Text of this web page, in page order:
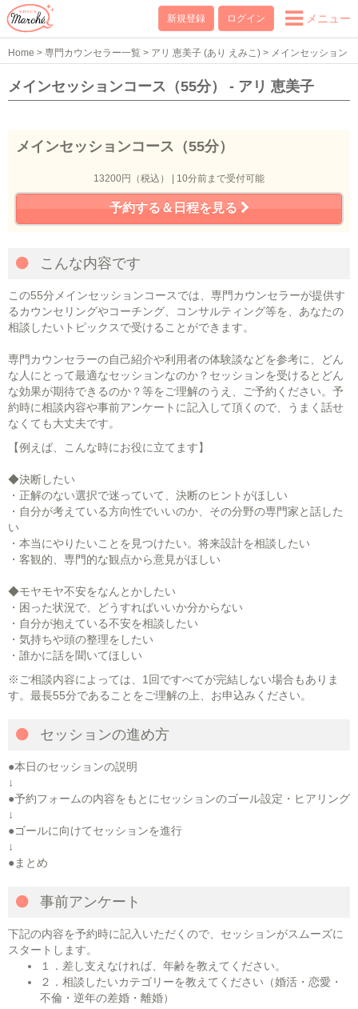
新規登録 ログイン メニュー
Home > 専門カウンセラー一覧 > アリ 恵美子 (あり えみこ) > メインセッション
コース（55分）
メインセッションコース（55分） - アリ 恵美子
メインセッションコース（55分）
13200円（税込） | 10分前まで受付可能
予約する＆日程を見る
こんな内容です
この55分メインセッションコースでは、専門カウンセラーが提供す
るカウンセリングやコーチング、コンサルティング等を、あなたの
相談したいトピックスで受けることができます。
専門カウンセラーの自己紹介や利用者の体験談などを参考に、どん
な人にとって最適なセッションなのか？セッションを受けるとどん
な効果が期待できるのか？等をご理解のうえ、ご予約ください。予
約時に相談内容や事前アンケートに記入して頂くので、うまく話せ
なくても大丈夫です。
【例えば、こんな時にお役に立てます】
◆決断したい
・正解のない選択で迷っていて、決断のヒントがほしい
・自分が考えている方向性でいいのか、その分野の専門家と話した
い
・本当にやりたいことを見つけたい。将来設計を相談したい
・客観的、専門的な観点から意見がほしい
◆モヤモヤ不安をなんとかしたい
・困った状況で、どうすればいいか分からない
・自分が抱えている不安を相談したい
・気持ちや頭の整理をしたい
・誰かに話を聞いてほしい
※ご相談内容によっては、1回ですべてが完結しない場合もありま
す。最長55分であることをご理解の上、お申込みください。
セッションの進め方
●本日のセッションの説明
↓
●予約フォームの内容をもとにセッションのゴール設定・ヒアリング
↓
●ゴールに向けてセッションを進行
↓
●まとめ
事前アンケート
下記の内容を予約時に記入いただくので、セッションがスムーズに
スタートします。
１．差し支えなければ、年齢を教えてください。
２．相談したいカテゴリーを教えてください（婚活・恋愛・
不倫・逆年の差婚・離婚）